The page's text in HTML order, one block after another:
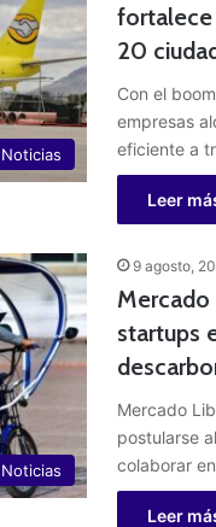
Noticias
fortalece
20
Con el
empresas
eficiente a
Leer
Noticias
9 agosto,
startups
Mercado
postularse
colaborar
Leer